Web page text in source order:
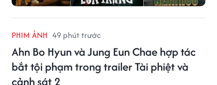
PHIM ẢNH 49 phút trước
Ahn Bo Hyun và Jung Eun Chae hợp tác
bắt tội phạm trong trailer Tài phiệt và
cảnh sát 2